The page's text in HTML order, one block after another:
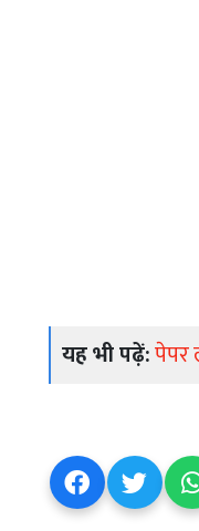
यह भी पढ़ें:पेपर